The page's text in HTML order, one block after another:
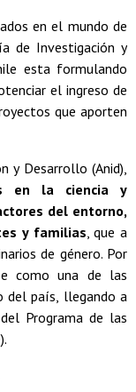
en el mundo de
de Investigación y
esta formulando
el ingreso de
que aporten
y Desarrollo (Anid),
en la ciencia y
del entorno,
y familias , que a
de género. Por
como una de las
del país, llegando a
Programa de las